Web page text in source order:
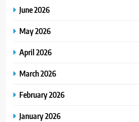
June 2026
May 2026
April 2026
March 2026
February 2026
January 2026